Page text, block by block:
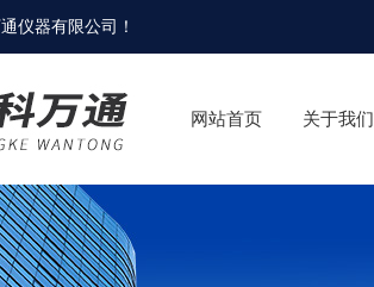
仪器有限公司 ！
网站首页 关于我们